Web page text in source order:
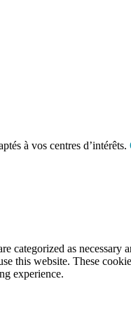
à vos centres d’intérêts.
as necessary
this website. These
experience.